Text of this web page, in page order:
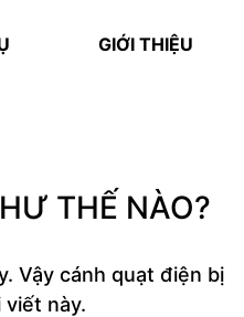
GIỚI THIỆU
THẾ NÀO?
Vậy cánh quạt điện bị
viết này.